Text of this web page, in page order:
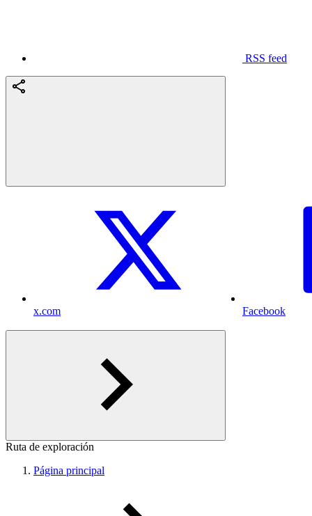
RSS feed
x.com Facebook
Ruta de exploración
Página principal